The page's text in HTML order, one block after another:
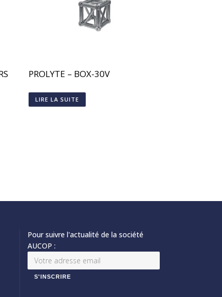
PROLYTE – BOX-30V
LIRE LA SUITE
Pour suivre l'actualité de la société
AUCOP :